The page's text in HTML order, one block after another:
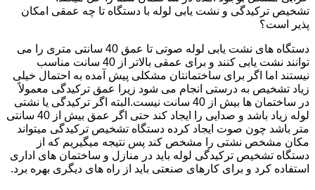
تشخیص ترکیدگی و نشت یابی لوله با دستگاه تا چه عمقی امکان
پذیر است؟
دستگاه های نشت یابی لوله صوتی تا عمق 40 سانتی متری را می
توانند نشت یابی کنند و برای عمقی بالاتر از 40 سانت مناسب
نیستند اما اگر برای ساختمانتان مشکلی پیش آمده به احتمال خیلی
زیاد تشخیص به درستی انجام می شود زیرا عمق ترکیدگی معمولاً
در ساختمان ها بیش از 40 سانت نیست.البته اگر ترکیدگی یا نشتی
لوله زیاد باشد و صدایی را ایجاد کند حتی اگر عمق بیش از 40 سانتی
متر باشد چون صوت ایجاد کرده دستگاه تشخیص ترکیدگی میتواند
مکان مشخص نشتی را مشخص کند پس نتیجه میگیریم که از
دستگاه تشخیص ترکیدگی لوله باید در منازل و ساختمان های اداری
استفاده کرد و برای کارهای صنعتی باید از راه های دیگری بهره برد.